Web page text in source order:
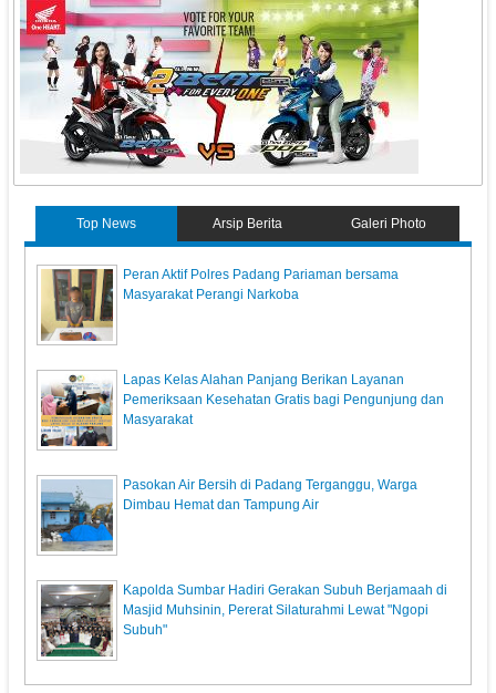
Top News Arsip Berita Galeri Photo
Peran Aktif Polres Padang Pariaman bersama
Masyarakat Perangi Narkoba
Lapas Kelas Alahan Panjang Berikan Layanan
Pemeriksaan Kesehatan Gratis bagi Pengunjung dan
Masyarakat
Pasokan Air Bersih di Padang Terganggu, Warga
Dimbau Hemat dan Tampung Air
Kapolda Sumbar Hadiri Gerakan Subuh Berjamaah di
Masjid Muhsinin, Pererat Silaturahmi Lewat "Ngopi
Subuh"